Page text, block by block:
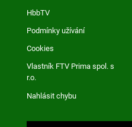
HbbTV
Podmínky užívání
Cookies
Vlastník FTV Prima spol. s
r.o.
Nahlásit chybu